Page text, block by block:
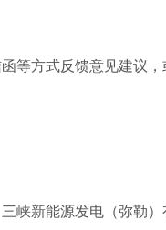
等方式反馈意见建议，
新能源发电（弥勒）